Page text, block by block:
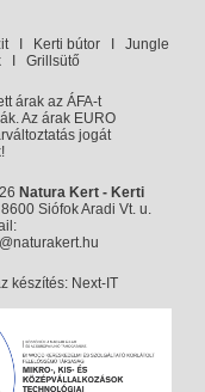
I Kerti bútorI Jungle
I Grillsütő
árak az ÁFA-t
Az árak EURO
jogát
Natura Kert - Kerti
8600 Siófok Aradi Vt. u.
készítés: Next-IT